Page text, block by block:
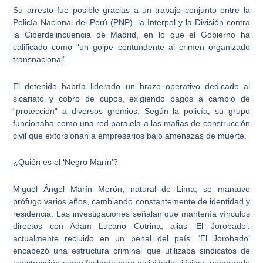
Su arresto fue posible gracias a un trabajo conjunto entre la
Policía Nacional del Perú (PNP), la Interpol y la División contra
la Ciberdelincuencia de Madrid, en lo que el Gobierno ha
calificado como “un golpe contundente al crimen organizado
transnacional”.
El detenido habría liderado un brazo operativo dedicado al
sicariato y cobro de cupos, exigiendo pagos a cambio de
“protección” a diversos gremios. Según la policía, su grupo
funcionaba como una red paralela a las mafias de construcción
civil que extorsionan a empresarios bajo amenazas de muerte.
¿Quién es el ‘Negro Marín’?
Miguel Ángel Marín Morón, natural de Lima, se mantuvo
prófugo varios años, cambiando constantemente de identidad y
residencia. Las investigaciones señalan que mantenía vínculos
directos con Adam Lucano Cotrina, alias ‘El Jorobado’,
actualmente recluido en un penal del país. ‘El Jorobado’
encabezó una estructura criminal que utilizaba sindicatos de